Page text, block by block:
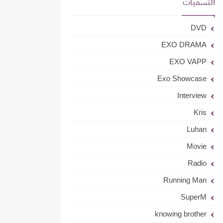
DVD
EXO DRAMA
EXO VAPP
Exo Showcase
Interview
Kris
Luhan
Movie
Radio
Running Man
SuperM
knowing brother